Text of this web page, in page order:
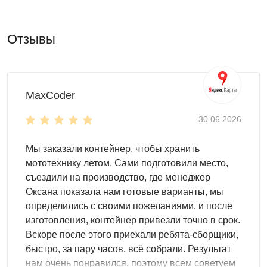
нанесение печатного рисунка
ваше усмотрение. Мы советуем установку различных
систем для хранения:
полок и шкафов
ящиков и крючков для инструментов
Особенности модели
Контейнердостаточно вместительный , ведь
длина его корпуса – целых 4 м. Здесь точно
поместится весь необходимый инвентарь и
оборудование. Это может быть несколько
велосипедов, садовые качели или любые рабочие
инструменты.
Отзывы
MaxCoder
30.06.2026
Мы заказали контейнер, чтобы хранить
мототехнику летом. Сами подготовили место,
съездили на производство, где менеджер
Оксана показала нам готовые варианты, мы
определились с своими пожеланиями, и после
изготовления, контейнер привезли точно в срок.
Вскоре после этого приехали ребята-сборщики,
быстро, за пару часов, всё собрали. Результат
нам очень понравился, поэтому всем советуем